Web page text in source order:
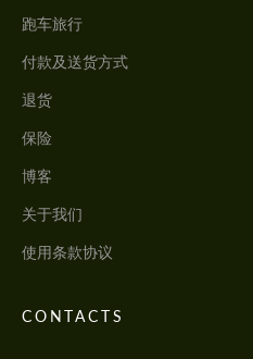
跑车旅行
付款及送货方式
退货
保险
博客
关于我们
使用条款协议
CONTACTS